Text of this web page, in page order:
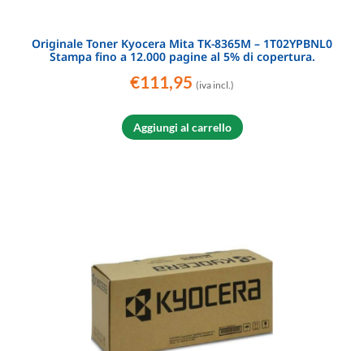
Originale Toner Kyocera Mita TK-8365M – 1T02YPBNL0
Stampa fino a 12.000 pagine al 5% di copertura.
€111,95 (iva incl.)
Aggiungi al carrello